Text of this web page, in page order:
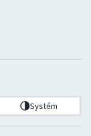
Systém